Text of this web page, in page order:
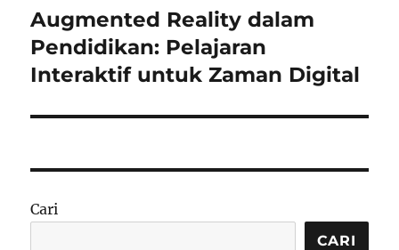
Next
post:
Augmented Reality dalam
Pendidikan: Pelajaran
Interaktif untuk Zaman Digital
Cari
CARI